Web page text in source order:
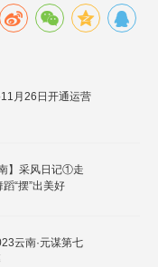
月26日开通运营
南】采风日记①走
“摆”出美好
云南·元谋第七